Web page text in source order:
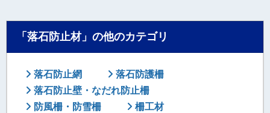
「落石防止材」の他のカテゴリ
落石防止網
落石防護柵
落石防止壁・なだれ防止柵
防風柵・防雪柵
柵工材